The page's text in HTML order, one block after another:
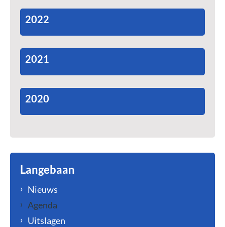
2022
2021
2020
Langebaan
Nieuws
Agenda
Uitslagen